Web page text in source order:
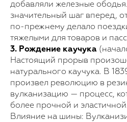
добавляли железные
значительный шаг вперед,
по-прежнему делало
тяжелыми для товаров и
3. Рождение каучука
Настоящий прорыв
натурального каучука. В
произвел революцию в
вулканизацию — процесс,
более прочной и
Влияние на шины: